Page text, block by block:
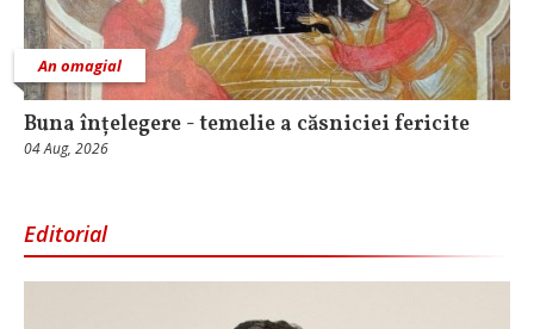
An omagial
Buna înțelegere - temelie a căsniciei fericite
04 Aug, 2026
Editorial